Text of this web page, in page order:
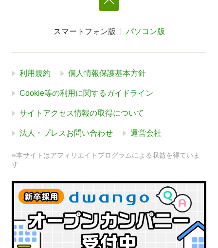
スマートフォン版 パソコン版
利用規約 個人情報保護基本方針
Cookie等の利用に関するガイドライン
サイトアクセス情報の取得について
法人・プレスお問い合わせ 運営会社
※本サイトはアフィリエイトプログラムによる収益を得ていま
す